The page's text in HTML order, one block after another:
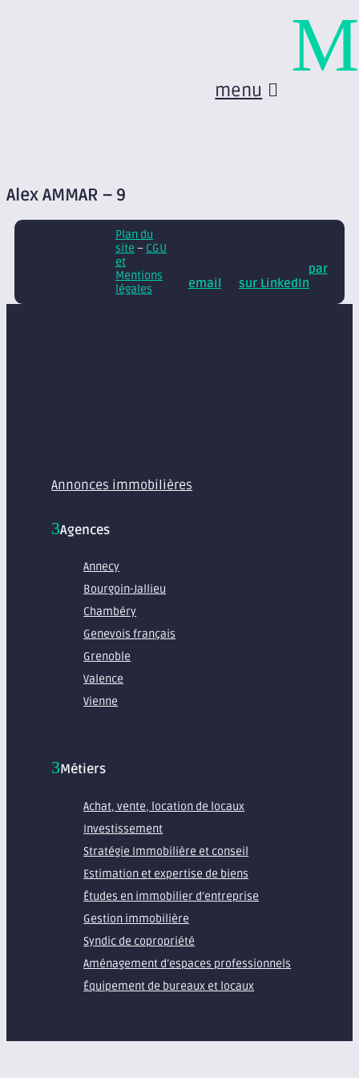
menu
Alex AMMAR – 9
Plan du
site – CGU
et
Mentions
légales
par
email
sur LinkedIn
Annonces immobilières
Agences
Annecy
Bourgoin-Jallieu
Chambéry
Genevois français
Grenoble
Valence
Vienne
Métiers
Achat, vente, location de locaux
Investissement
Stratégie Immobilière et conseil
Estimation et expertise de biens
Études en immobilier d’entreprise
Gestion immobilière
Syndic de copropriété
Aménagement d’espaces professionnels
Équipement de bureaux et locaux
M